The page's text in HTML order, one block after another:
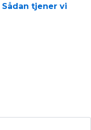
Sådan tjener vi